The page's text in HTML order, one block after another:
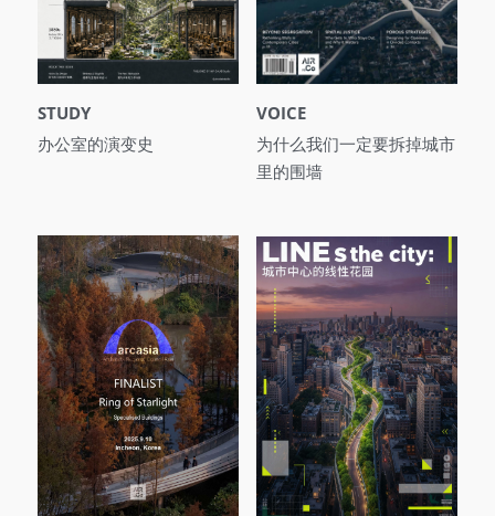
STUDY
办公室的演变史
VOICE
为什么我们一定要拆掉城市
里的围墙